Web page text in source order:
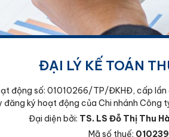
ĐẠI LÝ KẾ TOÁN
động số: 01010266/TP/ĐKHĐ, cấp
đăng ký hoạt động của Chi nhánh Công
Đại diện bởi: TS. LS Đỗ Thị Thu Hà
Mã số thuế: